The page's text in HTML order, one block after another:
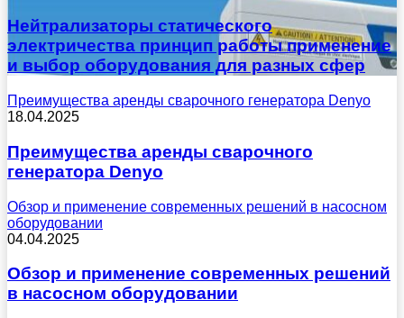
Нейтрализаторы статического
электричества принцип работы применение
и выбор оборудования для разных сфер
Преимущества аренды сварочного генератора Denyo
18.04.2025
Преимущества аренды сварочного
генератора Denyo
Обзор и применение современных решений в насосном
оборудовании
04.04.2025
Обзор и применение современных решений
в насосном оборудовании